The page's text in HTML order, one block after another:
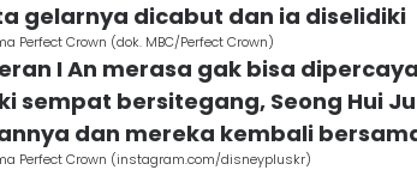
gelarnya dicabut dan ia diselidiki
Perfect Crown (dok. MBC/Perfect Crown)
I An merasa gak bisa
sempat bersitegang, Seong Hui
dan mereka kembali
Perfect Crown (instagram.com/disneypluskr)